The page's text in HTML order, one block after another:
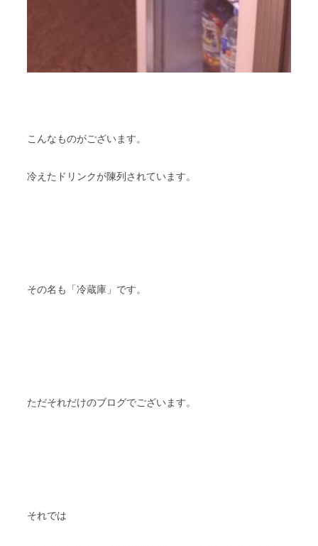
こんなものがございます。
冷えたドリンクが陳列されています。
その名も「冷蔵庫」です。
ただそれだけのブログでございます。
それでは